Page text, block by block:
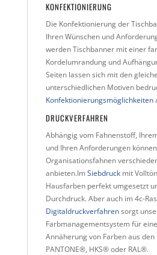
KONFEKTIONIERUNG
Die Konfektionierung der
Ihren Wünschen und
werden Tischbanner mit einer
Kordelumrandung und
Seiten lassen sich mit den
unterschiedlichen Motiven
Konfektionierungsmöglichkeiten
DRUCKVERFAHREN
Abhängig vom Fahnenstoff,
und Ihren Anforderungen
Organisationsfahnen
anbieten.Im Siebdruckmit
Hausfarben perfekt umgesetzt
Durchdruck. Aber auch im 4c-
Digitaldruckverfahrensorgt
Farbmanagementsystem für
Annäherung von Farben aus
PANTONE®, HKS® oder RAL®.